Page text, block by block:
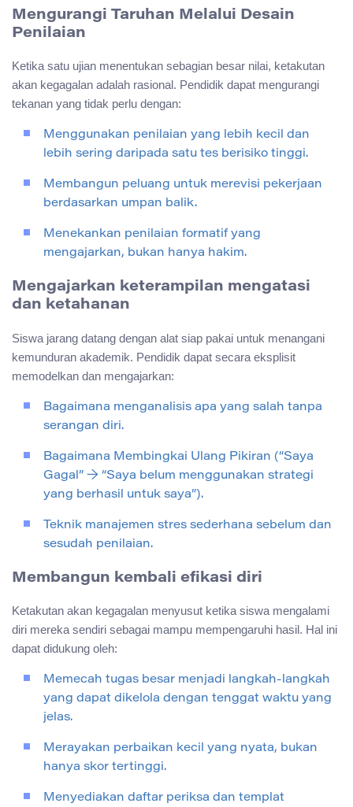
Mengurangi Taruhan Melalui Desain
Penilaian
Ketika satu ujian menentukan sebagian besar nilai, ketakutan
akan kegagalan adalah rasional. Pendidik dapat mengurangi
tekanan yang tidak perlu dengan:
Menggunakan penilaian yang lebih kecil dan
lebih sering daripada satu tes berisiko tinggi.
Membangun peluang untuk merevisi pekerjaan
berdasarkan umpan balik.
Menekankan penilaian formatif yang
mengajarkan, bukan hanya hakim.
Mengajarkan keterampilan mengatasi
dan ketahanan
Siswa jarang datang dengan alat siap pakai untuk menangani
kemunduran akademik. Pendidik dapat secara eksplisit
memodelkan dan mengajarkan:
Bagaimana menganalisis apa yang salah tanpa
serangan diri.
Bagaimana Membingkai Ulang Pikiran (“Saya
Gagal” → “Saya belum menggunakan strategi
yang berhasil untuk saya”).
Teknik manajemen stres sederhana sebelum dan
sesudah penilaian.
Membangun kembali efikasi diri
Ketakutan akan kegagalan menyusut ketika siswa mengalami
diri mereka sendiri sebagai mampu mempengaruhi hasil. Hal ini
dapat didukung oleh:
Memecah tugas besar menjadi langkah-langkah
yang dapat dikelola dengan tenggat waktu yang
jelas.
Merayakan perbaikan kecil yang nyata, bukan
hanya skor tertinggi.
Menyediakan daftar periksa dan templat